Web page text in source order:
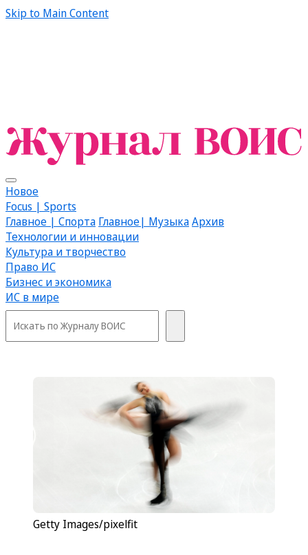
Skip to Main Content
Новое
Focus | Sports
Главное | Спорта Главное| МузыкаАрхив
Технологии и инновации
Культура и творчество
Право ИС
Бизнес и экономика
ИС в мире
Getty Images/pixelfit